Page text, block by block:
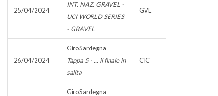
25/04/2024
INT. NAZ. GRAVEL -
UCI WORLD SERIES
- GRAVEL
GVL
26/04/2024
GiroSardegna
Tappa 5 - ... il finale in
salita
CIC
GiroSardegna -